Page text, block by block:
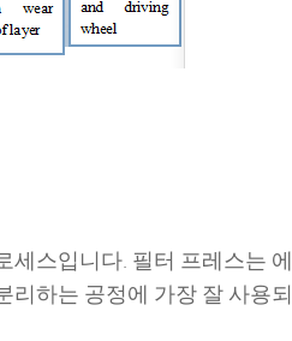
스입니다. 필터 프레스는
하는 공정에 가장 잘 사용